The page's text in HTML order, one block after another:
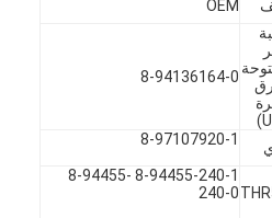
OEM
8-94136164-0
8-97107920-1
8-94455-240-1 8-94455-
240-0